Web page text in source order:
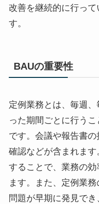
改善を継続的に行っ
す。
BAUの重要性
定例業務とは、毎週
った期間ごとに行う
です。会議や報告書
確認などが含まれま
することで、業務の
ます。また、定例業
問題が早期に発見で